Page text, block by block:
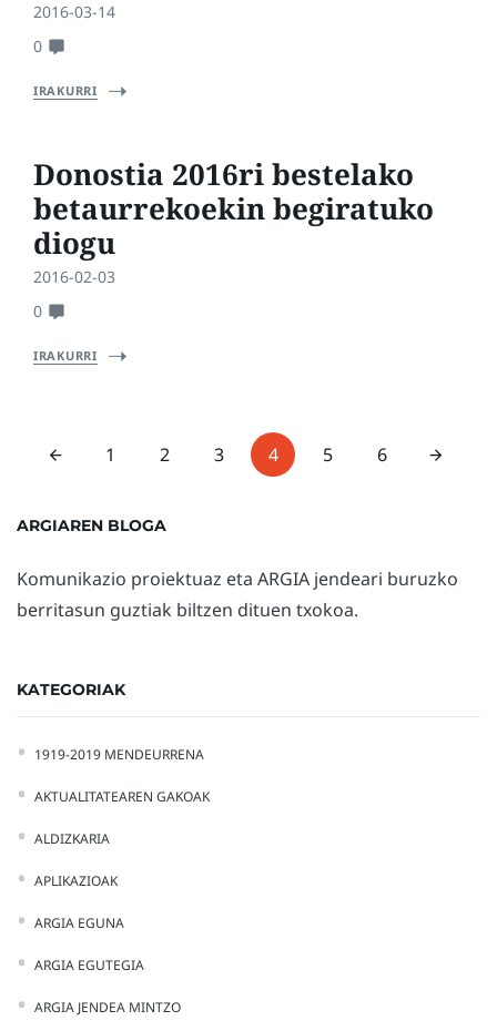
2016-03-14
0
IRAKURRI
Donostia 2016ri bestelako
betaurrekoekin begiratuko
diogu
2016-02-03
0
IRAKURRI
1 2 3 4 5 6
ARGIAREN BLOGA
Komunikazio proiektuaz eta ARGIA jendeari buruzko
berritasun guztiak biltzen dituen txokoa.
KATEGORIAK
1919-2019 MENDEURRENA
AKTUALITATEAREN GAKOAK
ALDIZKARIA
APLIKAZIOAK
ARGIA EGUNA
ARGIA EGUTEGIA
ARGIA JENDEA MINTZO